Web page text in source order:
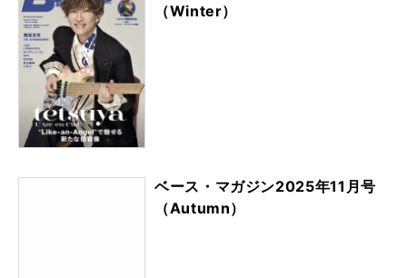
（Winter）
ベース・マガジン2025年11月号
（Autumn）